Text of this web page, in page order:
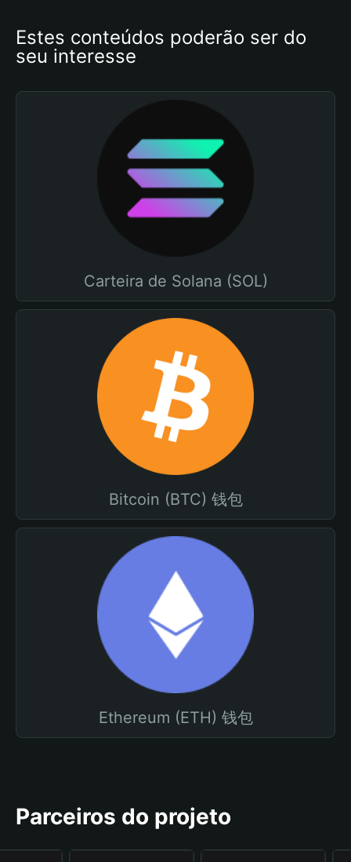
Estes conteúdos poderão ser do
seu interesse
Carteira de Solana (SOL)
Bitcoin (BTC) 钱包
Ethereum (ETH) 钱包
Parceiros do projeto